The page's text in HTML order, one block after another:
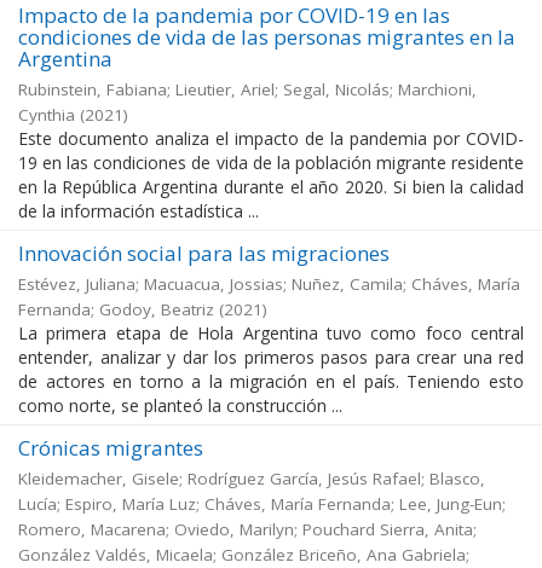
Impacto de la pandemia por COVID-19 en las
condiciones de vida de las personas migrantes en la
Argentina
Rubinstein, Fabiana; Lieutier, Ariel; Segal, Nicolás; Marchioni,
Cynthia (2021)
Este documento analiza el impacto de la pandemia por COVID-
19 en las condiciones de vida de la población migrante residente
en la República Argentina durante el año 2020. Si bien la calidad
de la información estadística ...
Innovación social para las migraciones
Estévez, Juliana; Macuacua, Jossias; Nuñez, Camila; Cháves, María
Fernanda; Godoy, Beatriz (2021)
La primera etapa de Hola Argentina tuvo como foco central
entender, analizar y dar los primeros pasos para crear una red
de actores en torno a la migración en el país. Teniendo esto
como norte, se planteó la construcción ...
Crónicas migrantes
Kleidemacher, Gisele; Rodríguez García, Jesús Rafael; Blasco,
Lucía; Espiro, María Luz; Cháves, María Fernanda; Lee, Jung-Eun;
Romero, Macarena; Oviedo, Marilyn; Pouchard Sierra, Anita;
González Valdés, Micaela; González Briceño, Ana Gabriela;